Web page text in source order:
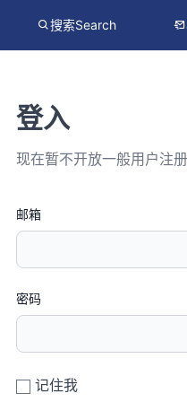
搜索Search
登入
现在暂不开放一般用户注册
邮箱
密码
记住我